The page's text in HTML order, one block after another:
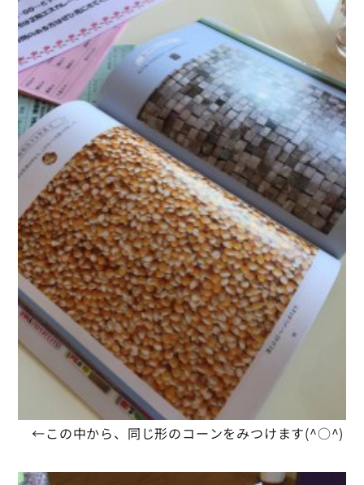
←この中から、同じ形のコーンをみつけます(^○^)